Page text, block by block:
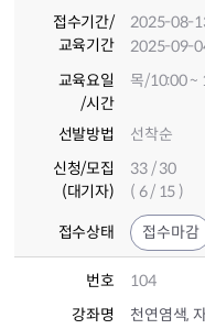
접수기간/
교육기간
2025-08-
2025-09-
교육요일
/시간
목/10:00 ~
선발방법
선착순
신청/모집
(대기자)
33 / 30
( 6 / 15 )
접수상태 접수마감
번호
104
강좌명
천연염색,